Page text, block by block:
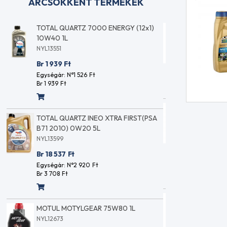
MOTUL 8100 ECO-LITE 5W30 1L
NYL11062
Br 3 377
Egységár: N°2 659
Br 3 377 Ft
RAVENOL MARINE PTFS Tengeri üzem
/szervó-hidro/ 1L
NYL15672
Br 3 184
Egységár: N°2 507
Br 3 184 Ft
REPSOL SMARTER SCOOTER 2T 1L
NYL13006
Br 2 888
TOTAL
10W40
NYL13551
Br 1 939
Egységár: